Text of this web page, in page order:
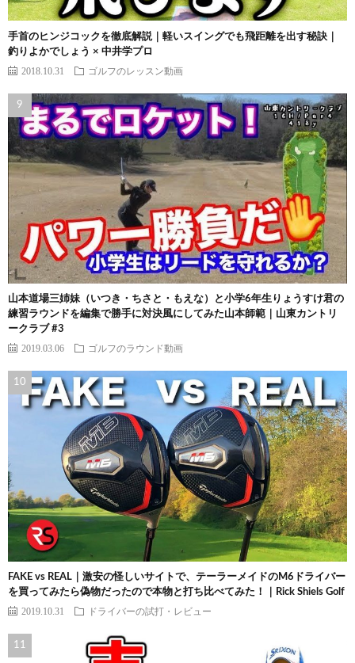
手首のヒンジコックを徹底解説｜軽いスイングでも飛距離を出す秘訣｜
釣りよかでしょう × 中井学プロ
2018.10.31 ゴルフのレッスン動画
山本道場三姉妹（いつき・ちさと・もえな）と小学6年生りょうすけ君の
練習ラウンドを編集で勝手に対決風にしてみた山本師範｜山東カントリ
ークラブ #3
2019.03.06 ゴルフのラウンド動画
FAKE vs REAL｜激安の怪しいサイトで、テーラーメイドのM6ドライバー
を買ってみたら偽物だったので本物と打ち比べてみた！｜Rick Shiels Golf
2019.10.31 ドライバーの試打・レビュー